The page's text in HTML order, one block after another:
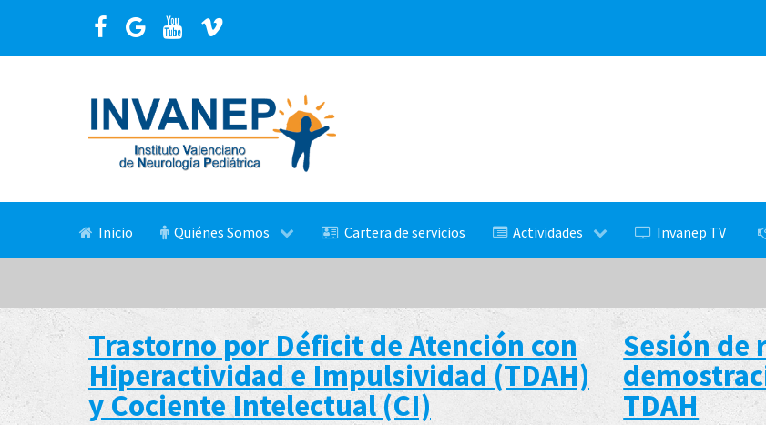
Inicio Quiénes Somos Cartera de servicios Actividades Invanep TV
Trastorno por Déficit de Atención con
Hiperactividad e Impulsividad (TDAH)
y Cociente Intelectual (CI)
Sesión de
TDAH